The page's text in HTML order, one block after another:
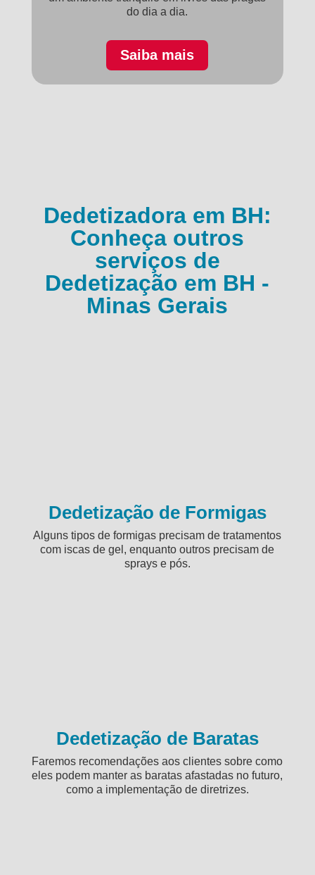
do dia a dia.
Saiba mais
Dedetizadora em BH:
Conheça outros
serviços de
Dedetização em BH -
Minas Gerais
Dedetização de Formigas
Alguns tipos de formigas precisam de tratamentos
com iscas de gel, enquanto outros precisam de
sprays e pós.
Dedetização de Baratas
Faremos recomendações aos clientes sobre como
eles podem manter as baratas afastadas no futuro,
como a implementação de diretrizes.